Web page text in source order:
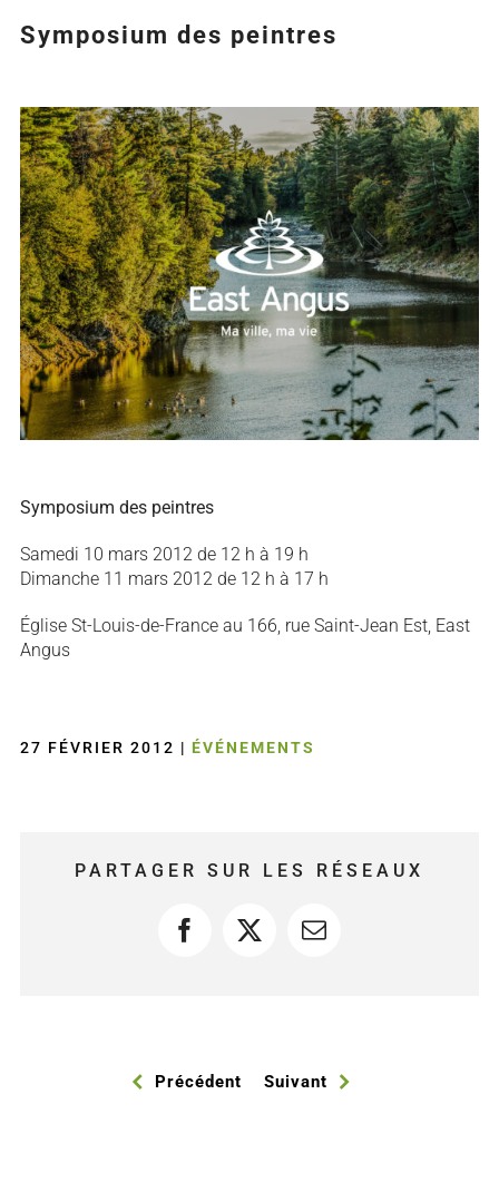
Symposium des peintres
Agrandir
l&apos;image
Symposium des peintres
Samedi 10 mars 2012 de 12 h à 19 h
Dimanche 11 mars 2012 de 12 h à 17 h
Église St-Louis-de-France au 166, rue Saint-Jean Est, East
Angus
27 FÉVRIER 2012 | ÉVÉNEMENTS
PARTAGER SUR LES RÉSEAUX
Facebook
X Courriel
Précédent Suivant